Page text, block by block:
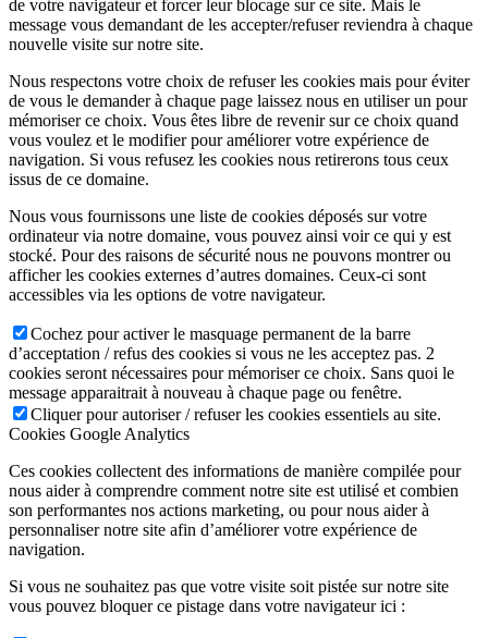
de votre navigateur et forcer leur blocage sur ce site. Mais le
message vous demandant de les accepter/refuser reviendra à chaque
nouvelle visite sur notre site.
Nous respectons votre choix de refuser les cookies mais pour éviter
de vous le demander à chaque page laissez nous en utiliser un pour
mémoriser ce choix. Vous êtes libre de revenir sur ce choix quand
vous voulez et le modifier pour améliorer votre expérience de
navigation. Si vous refusez les cookies nous retirerons tous ceux
issus de ce domaine.
Nous vous fournissons une liste de cookies déposés sur votre
ordinateur via notre domaine, vous pouvez ainsi voir ce qui y est
stocké. Pour des raisons de sécurité nous ne pouvons montrer ou
afficher les cookies externes d’autres domaines. Ceux-ci sont
accessibles via les options de votre navigateur.
Cochez pour activer le masquage permanent de la barre
d’acceptation / refus des cookies si vous ne les acceptez pas. 2
cookies seront nécessaires pour mémoriser ce choix. Sans quoi le
message apparaitrait à nouveau à chaque page ou fenêtre.
Cliquer pour autoriser / refuser les cookies essentiels au site.
Cookies Google Analytics
Ces cookies collectent des informations de manière compilée pour
nous aider à comprendre comment notre site est utilisé et combien
son performantes nos actions marketing, ou pour nous aider à
personnaliser notre site afin d’améliorer votre expérience de
navigation.
Si vous ne souhaitez pas que votre visite soit pistée sur notre site
vous pouvez bloquer ce pistage dans votre navigateur ici :